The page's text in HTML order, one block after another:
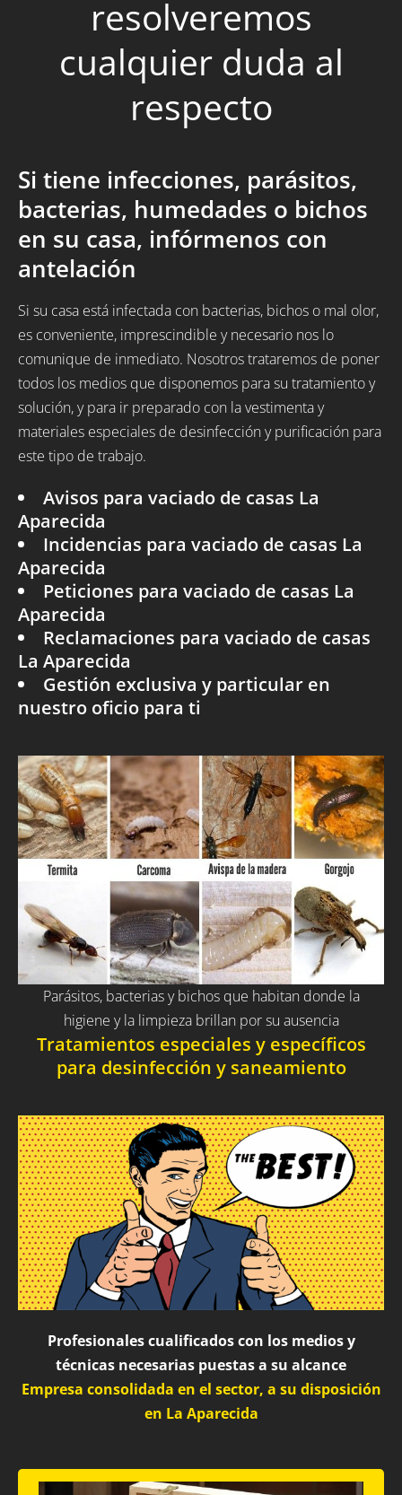
resolveremos
cualquier duda al
respecto
Si tiene infecciones, parásitos,
bacterias, humedades o bichos
en su casa, infórmenos con
antelación
Si su casa está infectada con bacterias, bichos o mal olor,
es conveniente, imprescindible y necesario nos lo
comunique de inmediato. Nosotros trataremos de poner
todos los medios que disponemos para su tratamiento y
solución, y para ir preparado con la vestimenta y
materiales especiales de desinfección y purificación para
este tipo de trabajo.
Avisos para vaciado de casas La
Aparecida
Incidencias para vaciado de casas La
Aparecida
Peticiones para vaciado de casas La
Aparecida
Reclamaciones para vaciado de casas
La Aparecida
Gestión exclusiva y particular en
nuestro oficio para ti
Parásitos, bacterias y bichos que habitan donde la
higiene y la limpieza brillan por su ausencia
Tratamientos especiales y específicos
para desinfección y saneamiento
Profesionales cualificados con los medios y
técnicas necesarias puestas a su alcance
Empresa consolidada en el sector, a su disposición
en La Aparecida